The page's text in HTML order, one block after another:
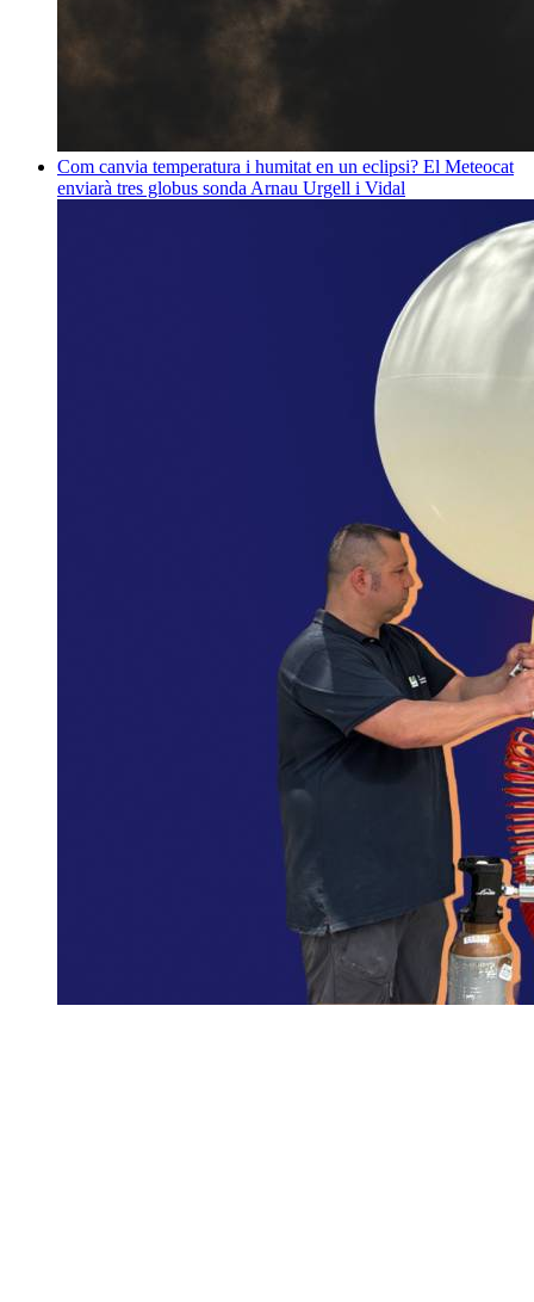
Com canvia temperatura i humitat en un eclipsi? El Meteocat
enviarà tres globus sonda Arnau Urgell i Vidal